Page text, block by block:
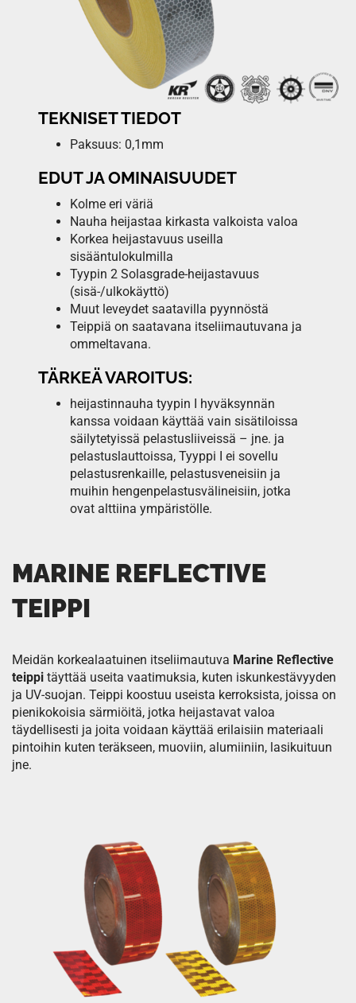
TEKNISET TIEDOT
Paksuus: 0,1mm
EDUT JA OMINAISUUDET
Kolme eri väriä
Nauha heijastaa kirkasta valkoista valoa
Korkea heijastavuus useilla
sisääntulokulmilla
Tyypin 2 Solasgrade-heijastavuus
(sisä-/ulkokäyttö)
Muut leveydet saatavilla pyynnöstä
Teippiä on saatavana itseliimautuvana ja
ommeltavana.
TÄRKEÄ VAROITUS:
heijastinnauha tyypin I hyväksynnän
kanssa voidaan käyttää vain sisätiloissa
säilytetyissä pelastusliiveissä – jne. ja
pelastuslauttoissa, Tyyppi I ei sovellu
pelastusrenkaille, pelastusveneisiin ja
muihin hengenpelastusvälineisiin, jotka
ovat alttiina ympäristölle.
MARINE REFLECTIVE
TEIPPI
Meidän korkealaatuinen itseliimautuva Marine Reflective
teippi täyttää useita vaatimuksia, kuten iskunkestävyyden
ja UV-suojan. Teippi koostuu useista kerroksista, joissa on
pienikokoisia särmiöitä, jotka heijastavat valoa
täydellisesti ja joita voidaan käyttää erilaisiin materiaali
pintoihin kuten teräkseen, muoviin, alumiiniin, lasikuituun
jne.